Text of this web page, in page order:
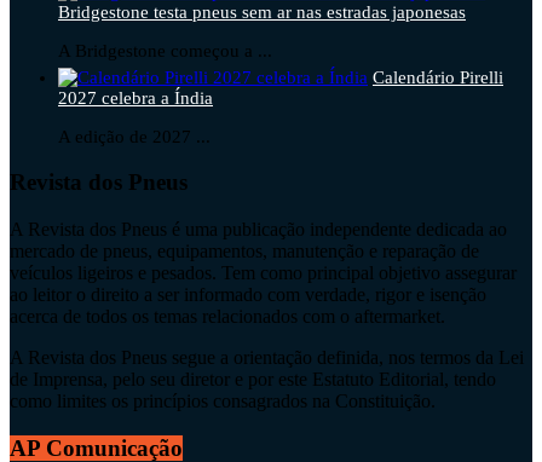
Bridgestone testa pneus sem ar nas estradas japonesas
A Bridgestone começou a ...
Calendário Pirelli
2027 celebra a Índia
A edição de 2027 ...
Revista dos Pneus
A Revista dos Pneus é uma publicação independente dedicada ao
mercado de pneus, equipamentos, manutenção e reparação de
veículos ligeiros e pesados. Tem como principal objetivo assegurar
ao leitor o direito a ser informado com verdade, rigor e isenção
acerca de todos os temas relacionados com o aftermarket.
A Revista dos Pneus segue a orientação definida, nos termos da Lei
de Imprensa, pelo seu diretor e por este Estatuto Editorial, tendo
como limites os princípios consagrados na Constituição.
AP Comunicação